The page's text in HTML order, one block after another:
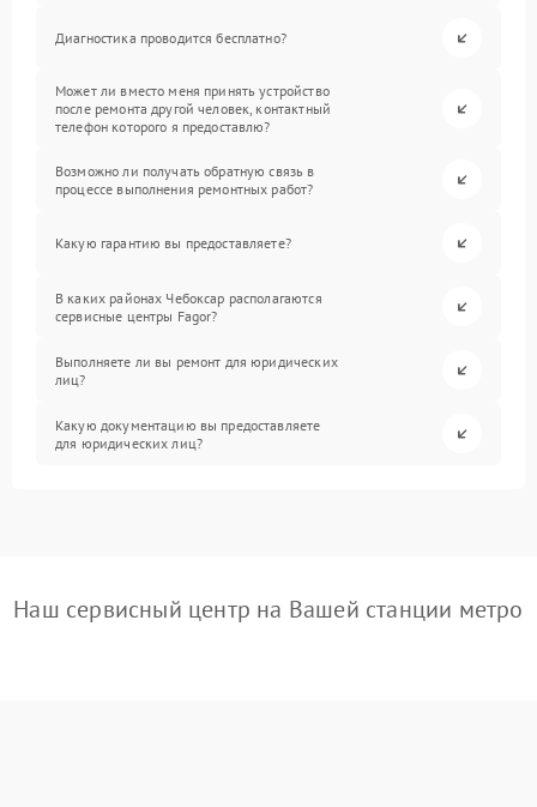
Диагностика проводится бесплатно?
Может ли вместо меня принять устройство
после ремонта другой человек, контактный
телефон которого я предоставлю?
Возможно ли получать обратную связь в
процессе выполнения ремонтных работ?
Какую гарантию вы предоставляете?
В каких районах Чебоксар располагаются
сервисные центры Fagor?
Выполняете ли вы ремонт для юридических
лиц?
Какую документацию вы предоставляете
для юридических лиц?
Наш сервисный центр на Вашей станции метро